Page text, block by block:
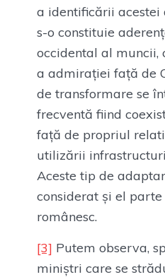
a identificării
s-o constituie
occidental al muncii,
a admirației față de
de transformare se
frecventă fiind
față de propriul
utilizării
Aceste tip de
considerat și el
românesc.
[3] Putem observa,
miniștri care se